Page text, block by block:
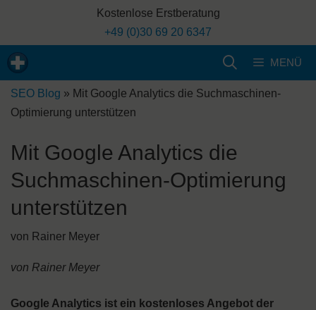
Kostenlose Erstberatung
+49 (0)30 69 20 6347
MENÜ
SEO Blog » Mit Google Analytics die Suchmaschinen-
Optimierung unterstützen
Mit Google Analytics die
Suchmaschinen-Optimierung
unterstützen
von Rainer Meyer
von Rainer Meyer
Google Analytics ist ein kostenloses Angebot der